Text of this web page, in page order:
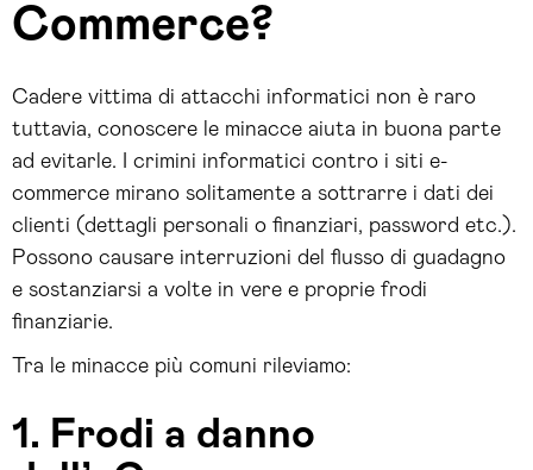
Commerce?
Cadere vittima di attacchi informatici non è raro
tuttavia, conoscere le minacce aiuta in buona parte
ad evitarle. I crimini informatici contro i siti e-
commerce mirano solitamente a sottrarre i dati dei
clienti (dettagli personali o finanziari, password etc.).
Possono causare interruzioni del flusso di guadagno
e sostanziarsi a volte in vere e proprie frodi
finanziarie.
Tra le minacce più comuni rileviamo:
1. Frodi a danno